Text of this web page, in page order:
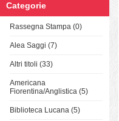
Categorie
Rassegna Stampa (0)
Alea Saggi (7)
Altri titoli (33)
Americana
Fiorentina/Anglistica (5)
Biblioteca Lucana (5)